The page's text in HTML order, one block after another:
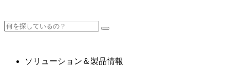
ソリューション＆製品情報